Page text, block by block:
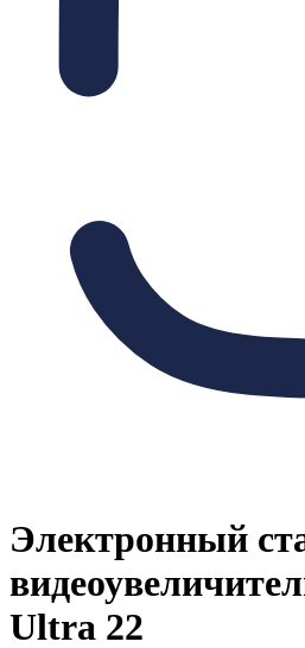
Электронный
Ultra 22